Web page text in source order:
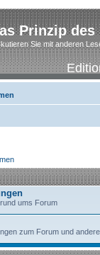
Prinzip des
Sie mit anderen
ums Forum
zum Forum und